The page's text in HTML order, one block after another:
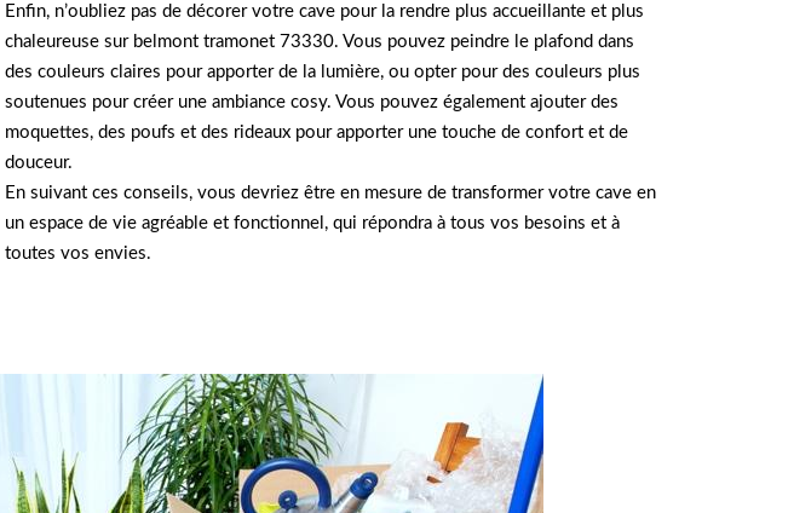
Enfin, n’oubliez pas de décorer votre cave pour la rendre plus accueillante et plus
chaleureuse sur belmont tramonet 73330. Vous pouvez peindre le plafond dans
des couleurs claires pour apporter de la lumière, ou opter pour des couleurs plus
soutenues pour créer une ambiance cosy. Vous pouvez également ajouter des
moquettes, des poufs et des rideaux pour apporter une touche de confort et de
douceur.
En suivant ces conseils, vous devriez être en mesure de transformer votre cave en
un espace de vie agréable et fonctionnel, qui répondra à tous vos besoins et à
toutes vos envies.